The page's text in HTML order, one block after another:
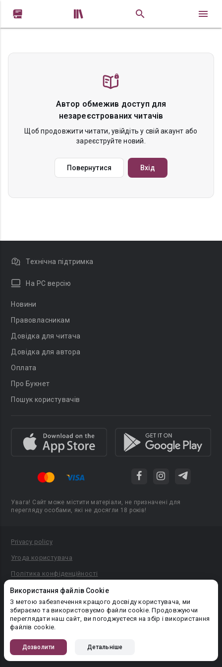
 
Автор обмежив доступ для
незареєстрованих читачів
Щоб продовжити читати, увійдіть у свій акаунт або
зареєструйте новий.
Повернутися Вхід
Використання файлів Cookie
З метою забезпечення кращого досвіду користувача, ми
збираємо та використовуємо файли cookie. Продовжуючи
переглядати наш сайт, ви погоджуєтеся на збір і використання
файлів cookie.
Дозволити Детальніше
Технічна підтримка
На PC версію
Новини
Правовласникам
Довідка для читача
Довідка для автора
Оплата
Про Букнет
Пошук користувачів
Увага! Сайт може містити матеріали, не призначені для
перегляду особами, які не досягли 18 років!
Privacy policy
Угода користувача
Політика конфіденційності
Правила публікації авторського контенту
PR-вiддiл: pr@booknet.com
© 2026 Booknet. Всі права захищено.
Narva mnt 5, Tallinn 10117, Естонія